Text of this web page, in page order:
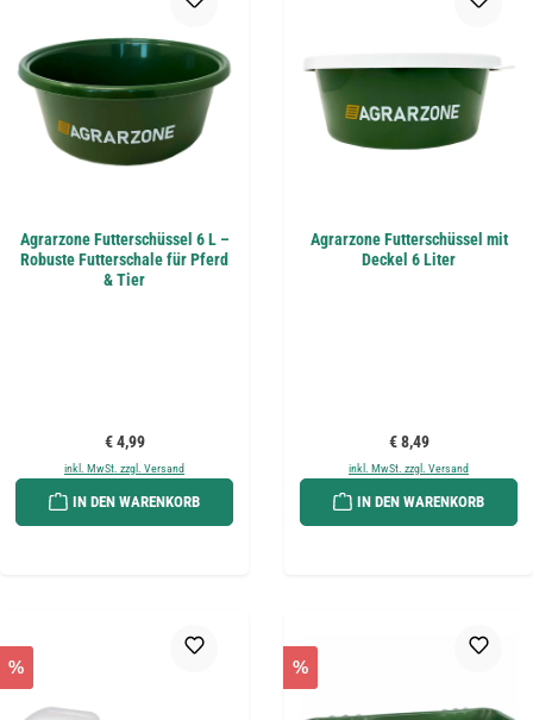
Agrarzone Futterschüssel 6 L –
Robuste Futterschale für Pferd
& Tier
Regulärer Preis:
€ 4,99
inkl. MwSt. zzgl. Versand
IN DEN WARENKORB
Agrarzone Futterschüssel mit
Deckel 6 Liter
Regulärer Preis:
€ 8,49
inkl. MwSt. zzgl. Versand
IN DEN WARENKORB
% %